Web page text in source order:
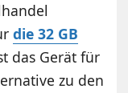
die 32 GB
das Gerät für
zu den